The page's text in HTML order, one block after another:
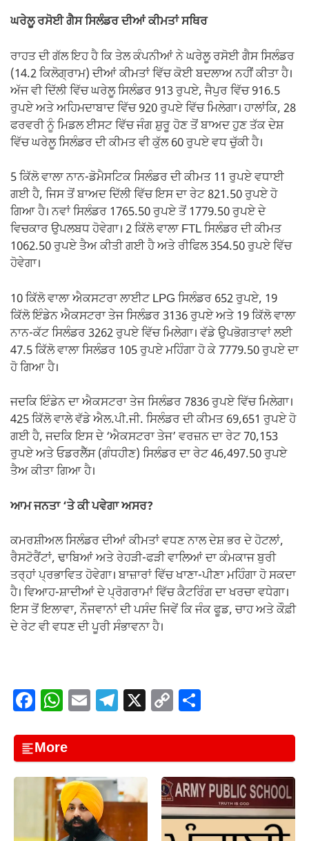
ਘਰੇਲੂ ਰਸੋਈ ਗੈਸ ਸਿਲੰਡਰ ਦੀਆਂ ਕੀਮਤਾਂ ਸਥਿਰ
ਰਾਹਤ ਦੀ ਗੱਲ ਇਹ ਹੈ ਕਿ ਤੇਲ ਕੰਪਨੀਆਂ ਨੇ ਘਰੇਲੂ ਰਸੋਈ ਗੈਸ ਸਿਲੰਡਰ
(14.2 ਕਿਲੋਗ੍ਰਾਮ) ਦੀਆਂ ਕੀਮਤਾਂ ਵਿੱਚ ਕੋਈ ਬਦਲਾਅ ਨਹੀਂ ਕੀਤਾ ਹੈ।
ਅੱਜ ਵੀ ਦਿੱਲੀ ਵਿੱਚ ਘਰੇਲੂ ਸਿਲੰਡਰ 913 ਰੁਪਏ, ਜੈਪੁਰ ਵਿੱਚ 916.5
ਰੁਪਏ ਅਤੇ ਅਹਿਮਦਾਬਾਦ ਵਿੱਚ 920 ਰੁਪਏ ਵਿੱਚ ਮਿਲੇਗਾ। ਹਾਲਾਂਕਿ, 28
ਫਰਵਰੀ ਨੂੰ ਮਿਡਲ ਈਸਟ ਵਿੱਚ ਜੰਗ ਸ਼ੁਰੂ ਹੋਣ ਤੋਂ ਬਾਅਦ ਹੁਣ ਤੱਕ ਦੇਸ਼
ਵਿੱਚ ਘਰੇਲੂ ਸਿਲੰਡਰ ਦੀ ਕੀਮਤ ਵੀ ਕੁੱਲ 60 ਰੁਪਏ ਵਧ ਚੁੱਕੀ ਹੈ।
5 ਕਿੱਲੋ ਵਾਲਾ ਨਾਨ-ਡੋਮੈਸਟਿਕ ਸਿਲੰਡਰ ਦੀ ਕੀਮਤ 11 ਰੁਪਏ ਵਧਾਈ
ਗਈ ਹੈ, ਜਿਸ ਤੋਂ ਬਾਅਦ ਦਿੱਲੀ ਵਿੱਚ ਇਸ ਦਾ ਰੇਟ 821.50 ਰੁਪਏ ਹੋ
ਗਿਆ ਹੈ। ਨਵਾਂ ਸਿਲੰਡਰ 1765.50 ਰੁਪਏ ਤੋਂ 1779.50 ਰੁਪਏ ਦੇ
ਵਿਚਕਾਰ ਉਪਲਬਧ ਹੋਵੇਗਾ। 2 ਕਿੱਲੋ ਵਾਲਾ FTL ਸਿਲੰਡਰ ਦੀ ਕੀਮਤ
1062.50 ਰੁਪਏ ਤੈਅ ਕੀਤੀ ਗਈ ਹੈ ਅਤੇ ਰੀਫਿਲ 354.50 ਰੁਪਏ ਵਿੱਚ
ਹੋਵੇਗਾ।
10 ਕਿੱਲੋ ਵਾਲਾ ਐਕਸਟਰਾ ਲਾਈਟ LPG ਸਿਲੰਡਰ 652 ਰੁਪਏ, 19
ਕਿੱਲੋ ਇੰਡੇਨ ਐਕਸਟਰਾ ਤੇਜ ਸਿਲੰਡਰ 3136 ਰੁਪਏ ਅਤੇ 19 ਕਿੱਲੋ ਵਾਲਾ
ਨਾਨ-ਕੱਟ ਸਿਲੰਡਰ 3262 ਰੁਪਏ ਵਿੱਚ ਮਿਲੇਗਾ। ਵੱਡੇ ਉਪਭੋਗਤਾਵਾਂ ਲਈ
47.5 ਕਿੱਲੋ ਵਾਲਾ ਸਿਲੰਡਰ 105 ਰੁਪਏ ਮਹਿੰਗਾ ਹੋ ਕੇ 7779.50 ਰੁਪਏ ਦਾ
ਹੋ ਗਿਆ ਹੈ।
ਜਦਕਿ ਇੰਡੇਨ ਦਾ ਐਕਸਟਰਾ ਤੇਜ ਸਿਲੰਡਰ 7836 ਰੁਪਏ ਵਿੱਚ ਮਿਲੇਗਾ।
425 ਕਿੱਲੋ ਵਾਲੇ ਵੱਡੇ ਐਲ.ਪੀ.ਜੀ. ਸਿਲੰਡਰ ਦੀ ਕੀਮਤ 69,651 ਰੁਪਏ ਹੋ
ਗਈ ਹੈ, ਜਦਕਿ ਇਸ ਦੇ ‘ਐਕਸਟਰਾ ਤੇਜ’ ਵਰਜ਼ਨ ਦਾ ਰੇਟ 70,153
ਰੁਪਏ ਅਤੇ ਓਡਰਲੈੱਸ (ਗੰਧਹੀਣ) ਸਿਲੰਡਰ ਦਾ ਰੇਟ 46,497.50 ਰੁਪਏ
ਤੈਅ ਕੀਤਾ ਗਿਆ ਹੈ।
ਆਮ ਜਨਤਾ ‘ਤੇ ਕੀ ਪਵੇਗਾ ਅਸਰ?
ਕਮਰਸ਼ੀਅਲ ਸਿਲੰਡਰ ਦੀਆਂ ਕੀਮਤਾਂ ਵਧਣ ਨਾਲ ਦੇਸ਼ ਭਰ ਦੇ ਹੋਟਲਾਂ,
ਰੈਸਟੋਰੈਂਟਾਂ, ਢਾਬਿਆਂ ਅਤੇ ਰੇਹੜੀ-ਫੜੀ ਵਾਲਿਆਂ ਦਾ ਕੰਮਕਾਜ ਬੁਰੀ
ਤਰ੍ਹਾਂ ਪ੍ਰਭਾਵਿਤ ਹੋਵੇਗਾ। ਬਾਜ਼ਾਰਾਂ ਵਿੱਚ ਖਾਣਾ-ਪੀਣਾ ਮਹਿੰਗਾ ਹੋ ਸਕਦਾ
ਹੈ। ਵਿਆਹ-ਸ਼ਾਦੀਆਂ ਦੇ ਪ੍ਰੋਗਰਾਮਾਂ ਵਿੱਚ ਕੈਟਰਿੰਗ ਦਾ ਖਰਚਾ ਵਧੇਗਾ।
ਇਸ ਤੋਂ ਇਲਾਵਾ, ਨੌਜਵਾਨਾਂ ਦੀ ਪਸੰਦ ਜਿਵੇਂ ਕਿ ਜੰਕ ਫੂਡ, ਚਾਹ ਅਤੇ ਕੌਫ਼ੀ
ਦੇ ਰੇਟ ਵੀ ਵਧਣ ਦੀ ਪੂਰੀ ਸੰਭਾਵਨਾ ਹੈ।
F
c
e
o
o
W
at
s
A
p
p
E
ail
T
e
gr
a
m
X C
p
y
Li
n
k
ar
e
More